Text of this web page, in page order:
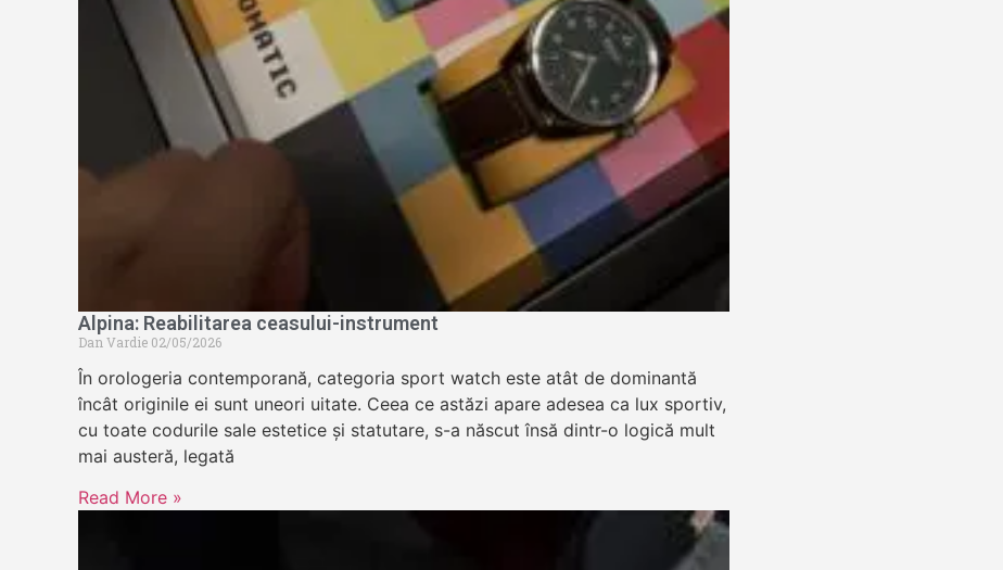
Alpina: Reabilitarea ceasului-instrument
Dan Vardie 02/05/2026
În orologeria contemporană, categoria sport watch este atât de dominantă
încât originile ei sunt uneori uitate. Ceea ce astăzi apare adesea ca lux sportiv,
cu toate codurile sale estetice și statutare, s-a născut însă dintr-o logică mult
mai austeră, legată
Read More »